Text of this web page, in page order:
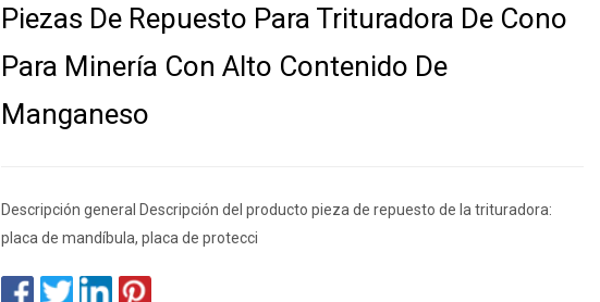
Piezas De Repuesto Para Trituradora De Cono
Para Minería Con Alto Contenido De
Manganeso
Descripción general Descripción del producto pieza de repuesto de la trituradora:
placa de mandíbula, placa de protecci